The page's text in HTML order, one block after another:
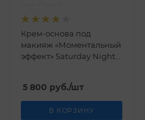
Крем-основа под
макияж «Моментальный
эффект» Saturday Night
5 800 руб./шт
В КОРЗИНУ